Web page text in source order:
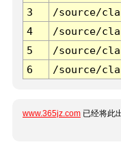
3 /source/
4
/source/
5
/source/
6
/source/
www.365jz.com 已经将此